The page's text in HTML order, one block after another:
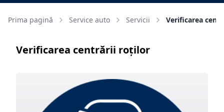
Prima pagină Service auto Servicii Verificarea
Verificarea centrării roţilor